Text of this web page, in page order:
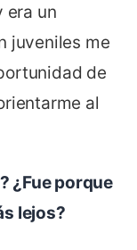
era un
juveniles me
de
al
¿Fue porque
lejos?